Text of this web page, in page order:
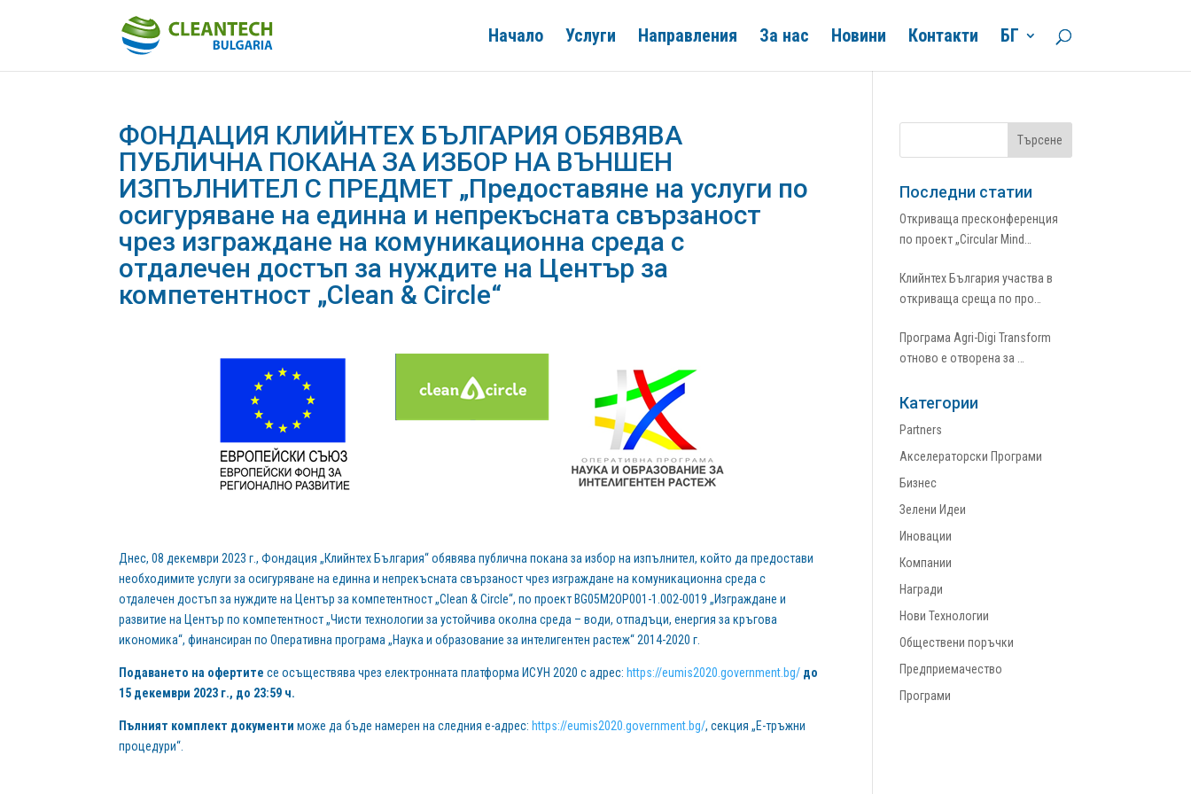
Начало Услуги Направления За нас Новини Контакти БГ
ФОНДАЦИЯ КЛИЙНТЕХ БЪЛГАРИЯ ОБЯВЯВА
ПУБЛИЧНА ПОКАНА ЗА ИЗБОР НА ВЪНШЕН
ИЗПЪЛНИТЕЛ С ПРЕДМЕТ „Предоставяне на услуги по
осигуряване на единна и непрекъсната свързаност
чрез изграждане на комуникационна среда с
отдалечен достъп за нуждите на Център за
компетентност „Clean & Circle“
Днес, 08 декември 2023 г., Фондация „Клийнтех България“ обявява публична покана за избор на изпълнител, който да предостави
необходимите услуги за осигуряване на единна и непрекъсната свързаност чрез изграждане на комуникационна среда с
отдалечен достъп за нуждите на Център за компетентност „Clean & Circle“, по проект BG05M2OP001-1.002-0019 „Изграждане и
развитие на Център по компетентност „Чисти технологии за устойчива околна среда – води, отпадъци, енергия за кръгова
икономика“, финансиран по Оперативна програма „Наука и образование за интелигентен растеж“ 2014-2020 г.
Подаването на офертите се осъществява чрез електронната платформа ИСУН 2020 с адрес: https://eumis2020.government.bg/ до
15 декември 2023 г., до 23:59 ч.
Пълният комплект документи може да бъде намерен на следния е-адрес: https://eumis2020.government.bg/, секция „Е-тръжни
процедури“.
Последни статии
Откриваща пресконференция
по проект „Circular Mind…
Клийнтех България участва в
откриваща среща по про…
Програма Agri-Digi Transform
отново е отворена за …
Категории
Partners
Акселераторски Програми
Бизнес
Зелени Идеи
Иновации
Компании
Награди
Нови Технологии
Обществени поръчки
Предприемачество
Програми